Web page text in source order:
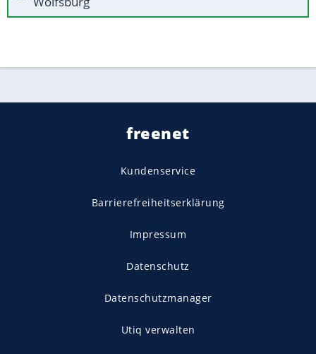
freenet
Kundenservice
Barrierefreiheitserklärung
Impressum
Datenschutz
Datenschutzmanager
Utiq verwalten